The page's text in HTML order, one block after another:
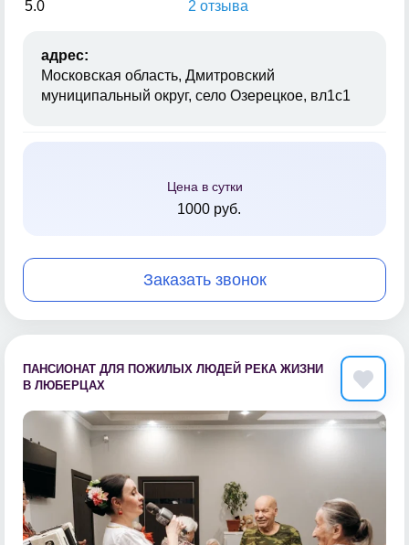
5.0 2 отзыва
адрес:
Московская область, Дмитровский
муниципальный округ, село Озерецкое, вл1с1
Цена в сутки
1000 руб.
Заказать звонок
ПАНСИОНАТ ДЛЯ ПОЖИЛЫХ ЛЮДЕЙ РЕКА ЖИЗНИ
В ЛЮБЕРЦАХ